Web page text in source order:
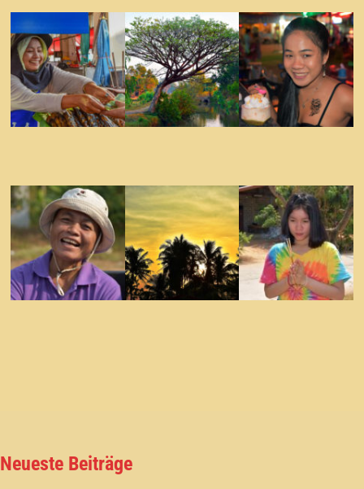
Neueste Beiträge